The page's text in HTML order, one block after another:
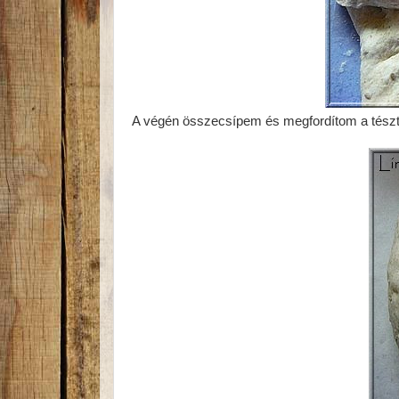
A végén összecsípem és megfordítom a